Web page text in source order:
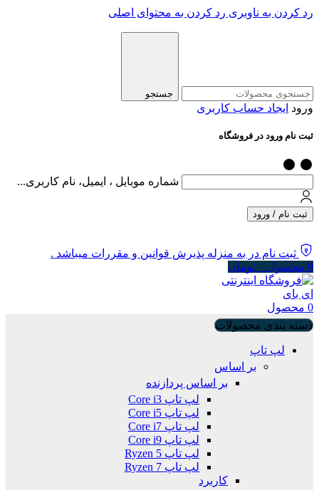
رد کردن به ناوبری رد کردن به محتوای اصلی
جستجو
ورود ایجاد حساب کاربری
ثبت نام ورود در فروشگاه
شماره موبایل ، ایمیل، نام کاربری...
ثبت نام / ورود
ثبت نام در به منزله پذیرش قوانین و مقررات میباشد .
0 محصول ۰ تومان
0 محصول
دسته بندی محصولات
لپ تاپ
بر اساس
بر اساس پردازنده
لپ تاپ Core i3
لپ تاپ Core i5
لپ تاپ Core i7
لپ تاپ Core i9
لپ تاپ Ryzen 5
لپ تاپ Ryzen 7
کاربرد